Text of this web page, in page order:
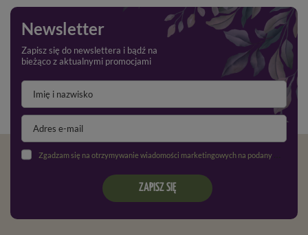
Newsletter
Zapisz się do newslettera i bądź na
bieżąco z aktualnymi promocjami
Zgadzam się na otrzymywanie wiadomości marketingowych na podany adres e-mail oraz przetwarzanie danych osobowych zgodnie z
ZAPISZ SIĘ